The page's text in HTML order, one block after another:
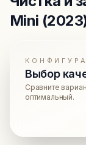
Mini
Выбор
Сравните
оптимальный.